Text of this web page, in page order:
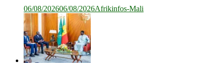
06/08/202606/08/2026Afrikinfos-Mali